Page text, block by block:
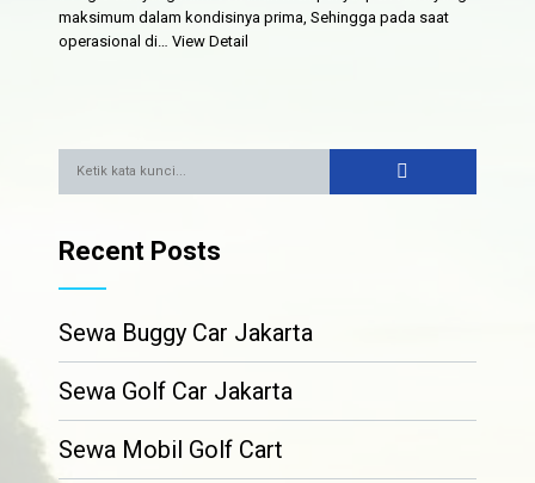
maksimum dalam kondisinya prima, Sehingga pada saat
operasional di…View Detail
Recent Posts
Sewa Buggy Car Jakarta
Sewa Golf Car Jakarta
Sewa Mobil Golf Cart